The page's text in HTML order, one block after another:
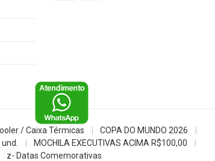
/ Caixa Térmicas
COPA DO MUNDO 2026
MOCHILA EXECUTIVAS ACIMA R$100,00
z- Datas Comemorativas